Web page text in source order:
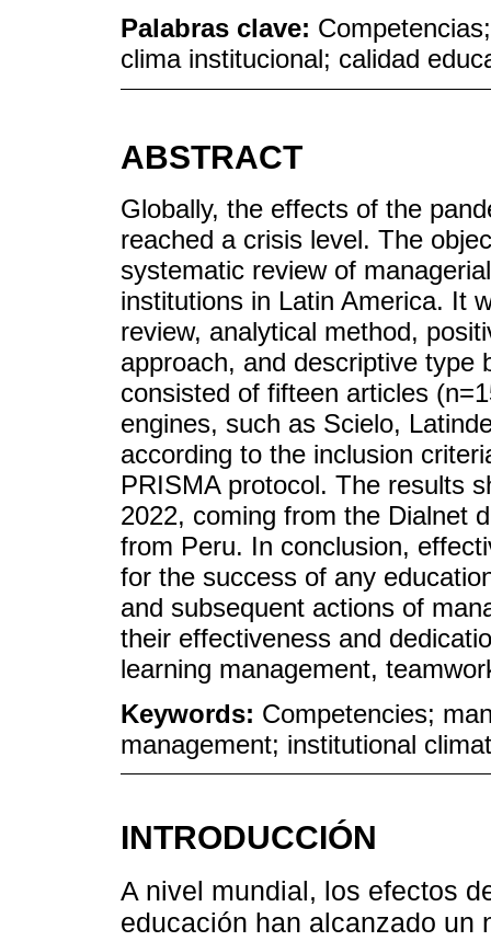
Palabras clave:
clima institucional; calidad
ABSTRACT
Globally, the effects of the
reached a crisis level. The
systematic review of
institutions in Latin America. It
review, analytical method,
approach, and descriptive type
consisted of fifteen articles
engines, such as Scielo,
according to the inclusion
PRISMA protocol. The results
2022, coming from the Dialnet
from Peru. In conclusion,
for the success of any
and subsequent actions of
their effectiveness and
learning management,
Keywords: Competencies;
management; institutional
INTRODUCCIÓN
A nivel mundial, los efectos
educación han alcanzado un